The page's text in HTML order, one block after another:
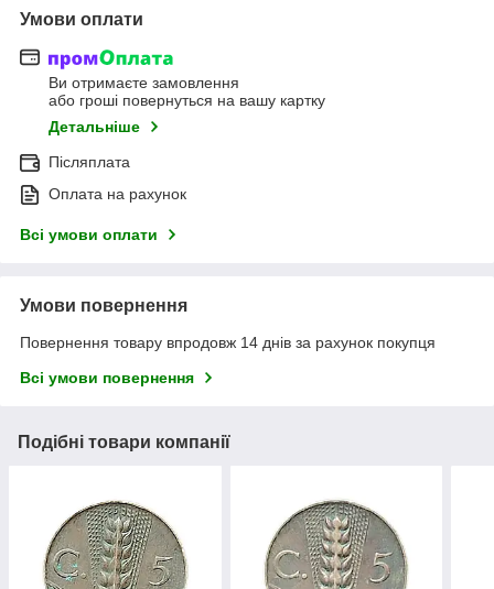
Умови оплати
Ви отримаєте замовлення
або гроші повернуться на вашу картку
Детальніше
Післяплата
Оплата на рахунок
Всі умови оплати
Умови повернення
Повернення товару впродовж 14 днів за рахунок покупця
Всі умови повернення
Подібні товари компанії